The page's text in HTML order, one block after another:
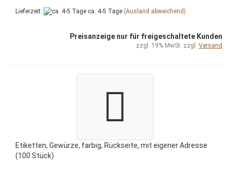
Lieferzeit: ca. 4-5 Tage (Ausland abweichend)
Preisanzeige nur für freigeschaltete Kunden
zzgl. 19% MwSt. zzgl. Versand
Etiketten, Gewürze, farbig, Rückseite, mit eigener Adresse
(100 Stück)